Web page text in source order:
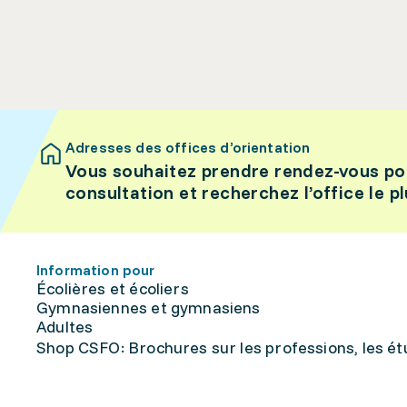
Adresses des offices d’orientation
Vous souhaitez prendre rendez-vous
consultation et recherchez l’office le
Information pour
Écolières et écoliers
Gymnasiennes et gymnasiens
Adultes
Shop CSFO: Brochures sur les professions, les